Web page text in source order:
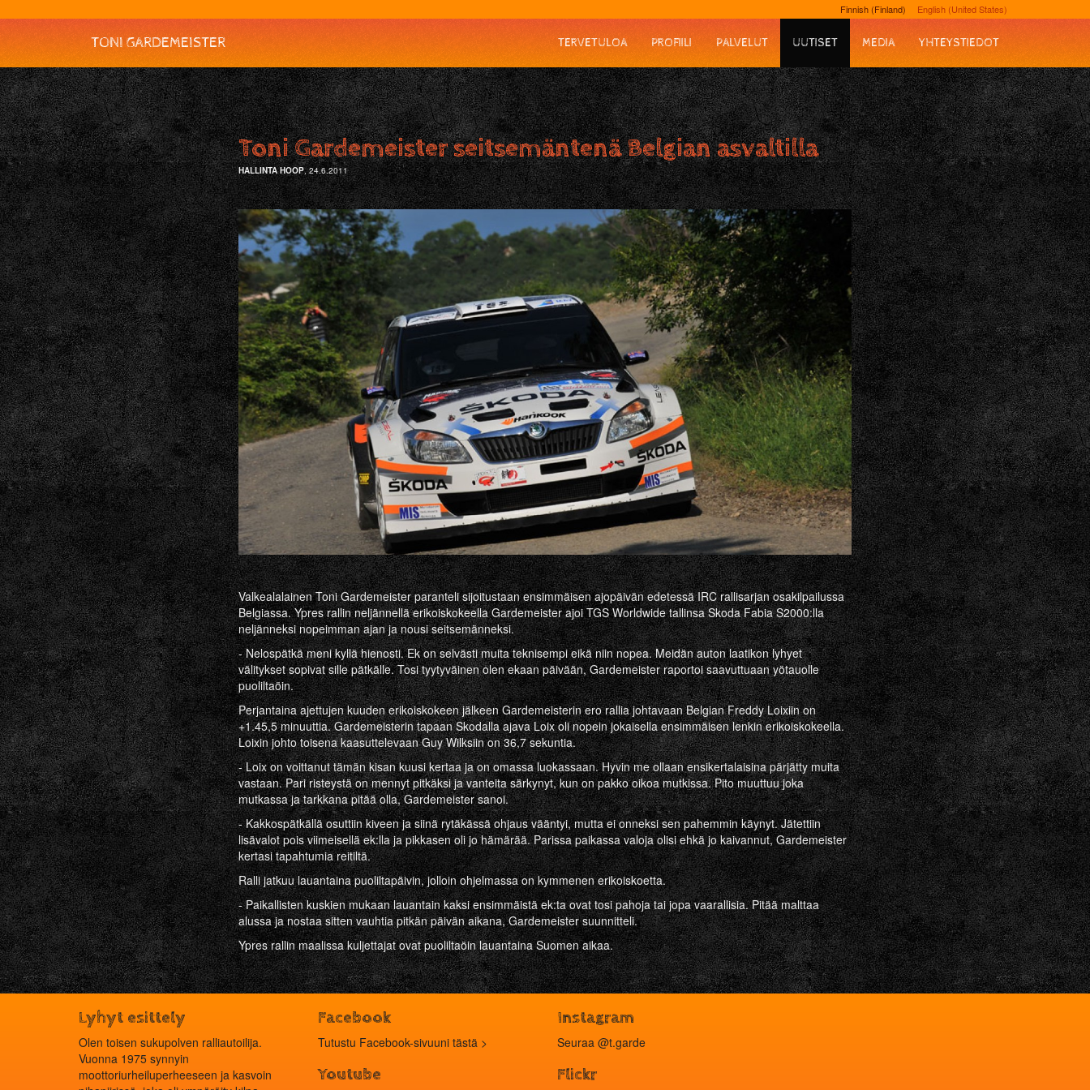
Finnish (Finland) English (United States)
TONI GARDEMEISTER TERVETULOA PROFIILI PALVELUT UUTISET MEDIA YHTEYSTIEDOT
Toni Gardemeister seitsemäntenä Belgian asvaltilla
HALLINTA HOOP, 24.6.2011
Valkealalainen Toni Gardemeister paranteli sijoitustaan ensimmäisen ajopäivän edetessä IRC ­rallisarjan osakilpailussa
Belgiassa. Ypres ­rallin neljännellä erikoiskokeella Gardemeister ajoi TGS Worldwide tallinsa Skoda Fabia S2000:lla
neljänneksi nopeimman ajan ja nousi seitsemänneksi.
- Nelospätkä meni kyllä hienosti. Ek on selvästi muita teknisempi eikä niin nopea. Meidän auton laatikon lyhyet
välitykset sopivat sille pätkälle. Tosi tyytyväinen olen ekaan päivään, Gardemeister raportoi saavuttuaan yötauolle
puoliltaöin.
Perjantaina ajettujen kuuden erikoiskokeen jälkeen Gardemeisterin ero rallia johtavaan Belgian Freddy Loixiin on
+1.45,5 minuuttia. Gardemeisterin tapaan Skodalla ajava Loix oli nopein jokaisella ensimmäisen lenkin erikoiskokeella.
Loixin johto toisena kaasuttelevaan Guy Wilksiin on 36,7 sekuntia.
- Loix on voittanut tämän kisan kuusi kertaa ja on omassa luokassaan. Hyvin me ollaan ensikertalaisina pärjätty muita
vastaan. Pari risteystä on mennyt pitkäksi ja vanteita särkynyt, kun on pakko oikoa mutkissa. Pito muuttuu joka
mutkassa ja tarkkana pitää olla, Gardemeister sanoi.
- Kakkospätkällä osuttiin kiveen ja siinä rytäkässä ohjaus vääntyi, mutta ei onneksi sen pahemmin käynyt. Jätettiin
lisävalot pois viimeisellä ek:lla ja pikkasen oli jo hämärää. Parissa paikassa valoja olisi ehkä jo kaivannut, Gardemeister
kertasi tapahtumia reitiltä.
Ralli jatkuu lauantaina puoliltapäivin, jolloin ohjelmassa on kymmenen erikoiskoetta.
- Paikallisten kuskien mukaan lauantain kaksi ensimmäistä ek:ta ovat tosi pahoja tai jopa vaarallisia. Pitää malttaa
alussa ja nostaa sitten vauhtia pitkän päivän aikana, Gardemeister suunnitteli.
Ypres ­rallin maalissa kuljettajat ovat puoliltaöin lauantaina Suomen aikaa.
Lyhyt esittely
Olen toisen sukupolven ralliautoilija.
Vuonna 1975 synnyin
moottoriurheiluperheeseen ja kasvoin
Facebook
Tutustu Facebook-sivuuni tästä >
Youtube
Instagram
Seuraa @t.garde
Flickr